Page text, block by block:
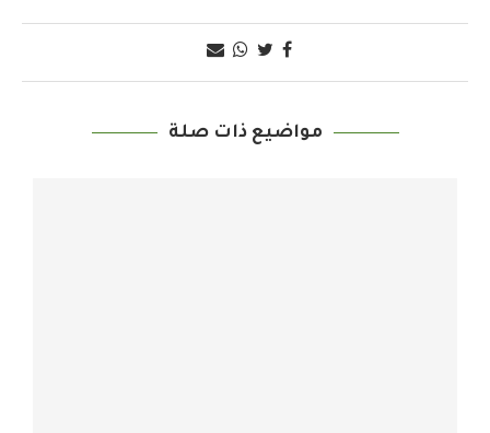
مواضيع ذات صلة